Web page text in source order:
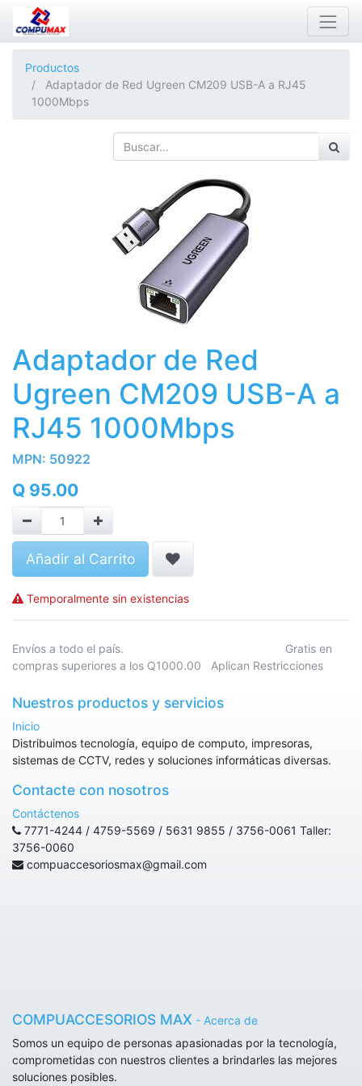
Productos
Adaptador de Red Ugreen CM209 USB-A a RJ45
1000Mbps
Adaptador de Red
Ugreen CM209 USB-A a
RJ45 1000Mbps
MPN: 50922
Q 95.00
Añadir al Carrito
Temporalmente sin existencias
Envíos a todo el país. Gratis en
compras superiores a los Q1000.00 Aplican Restricciones
Nuestros productos y servicios
Inicio
Distribuimos tecnología, equipo de computo, impresoras,
sistemas de CCTV, redes y soluciones informáticas diversas.
Contacte con nosotros
Contáctenos
7771-4244 / 4759-5569 / 5631 9855 / 3756-0061 Taller:
3756-0060
compuaccesoriosmax@gmail.com
COMPUACCESORIOS MAX - Acerca de
Somos un equipo de personas apasionadas por la tecnología,
comprometidas con nuestros clientes a brindarles las mejores
soluciones posibles.